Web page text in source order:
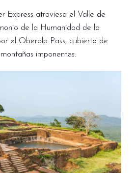
Express atraviesa el Valle de
de la Humanidad de la
el Oberalp Pass, cubierto de
imponentes.